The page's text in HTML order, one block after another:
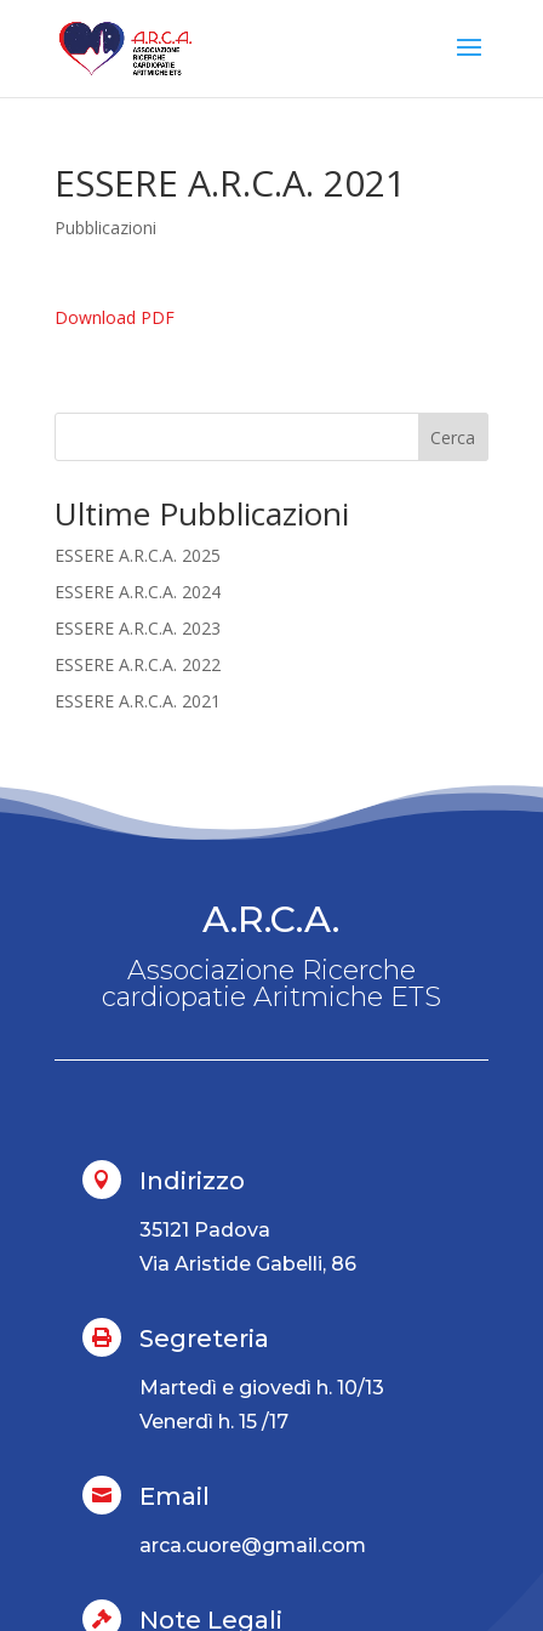
ESSERE A.R.C.A. 2021
Pubblicazioni
Download PDF
Cerca
Ultime Pubblicazioni
ESSERE A.R.C.A. 2025
ESSERE A.R.C.A. 2024
ESSERE A.R.C.A. 2023
ESSERE A.R.C.A. 2022
ESSERE A.R.C.A. 2021
A.R.C.A.
Associazione Ricerche
cardiopatie Aritmiche ETS
 Indirizzo
35121 Padova
Via Aristide Gabelli, 86
 Segreteria
Martedì e giovedì h. 10/13
Venerdì h. 15 /17
 Email
arca.cuore@gmail.com
 Note Legali